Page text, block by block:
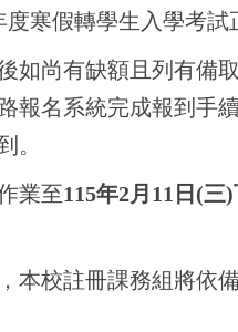
度寒假轉學生入學考試
如尚有缺額且列有備
報名系統完成報到手續
。
業至115年2月11日(三
本校註冊課務組將依